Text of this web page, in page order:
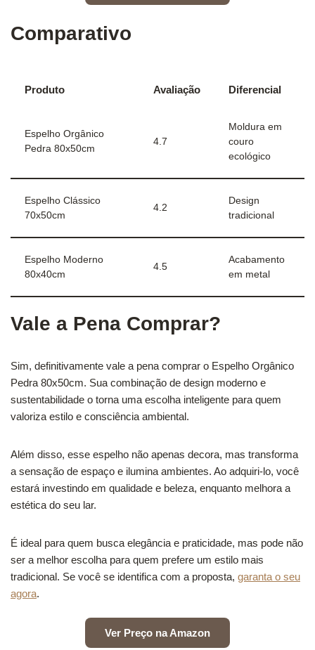
Comparativo
Produto Avaliação Diferencial
Espelho Orgânico
Pedra 80x50cm
4.7
Moldura em
couro
ecológico
Espelho Clássico
70x50cm
4.2
Design
tradicional
Espelho Moderno
80x40cm
4.5
Acabamento
em metal
Vale a Pena Comprar?
Sim, definitivamente vale a pena comprar o Espelho Orgânico
Pedra 80x50cm. Sua combinação de design moderno e
sustentabilidade o torna uma escolha inteligente para quem
valoriza estilo e consciência ambiental.
Além disso, esse espelho não apenas decora, mas transforma
a sensação de espaço e ilumina ambientes. Ao adquiri-lo, você
estará investindo em qualidade e beleza, enquanto melhora a
estética do seu lar.
É ideal para quem busca elegância e praticidade, mas pode não
ser a melhor escolha para quem prefere um estilo mais
tradicional. Se você se identifica com a proposta, garanta o seu
agora.
Ver Preço na Amazon